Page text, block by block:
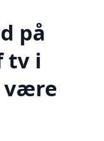
på
tv i
være